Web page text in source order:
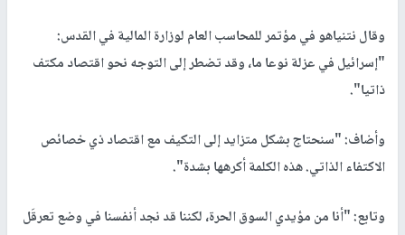
وقال نتنياهو في مؤتمر للمحاسب العام لوزارة المالية في القدس:
"إسرائيل في عزلة نوعا ما، وقد تضطر إلى التوجه نحو اقتصاد مكتف
ذاتيا".
وأضاف: "سنحتاج بشكل متزايد إلى التكيف مع اقتصاد ذي خصائص
الاكتفاء الذاتي. هذه الكلمة أكرهها بشدة".
وتابع: "أنا من مؤيدي السوق الحرة، لكننا قد نجد أنفسنا في وضع تعرقَل